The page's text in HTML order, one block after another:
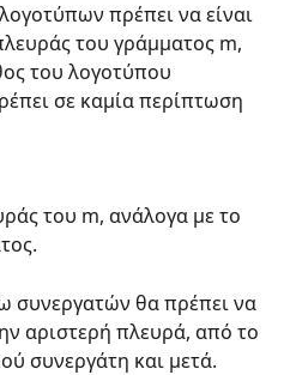
πρέπει να είναι
του γράμματος m,
του λογοτύπου
σε καμία περίπτωση
του m, ανάλογα με το
συνεργατών θα πρέπει να
αριστερή πλευρά, από το
συνεργάτη και μετά.